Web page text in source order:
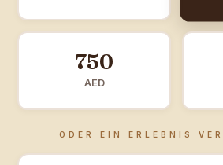
750
AED
ODER EIN ERLEBNIS